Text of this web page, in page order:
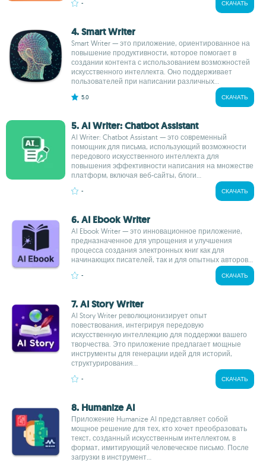
- СКАЧАТЬ
4. Smart Writer
Smart Writer — это приложение, ориентированное на
повышение продуктивности, которое помогает в
создании контента с использованием возможностей
искусственного интеллекта. Оно поддерживает
пользователей при написании различных...
5.0 СКАЧАТЬ
5. AI Writer: Chatbot Assistant
AI Writer: Chatbot Assistant — это современный
помощник для письма, использующий возможности
передового искусственного интеллекта для
повышения эффективности написания на множестве
платформ, включая веб-сайты, блоги...
- СКАЧАТЬ
6. AI Ebook Writer
AI Ebook Writer — это инновационное приложение,
предназначенное для упрощения и улучшения
процесса создания электронных книг как для
начинающих писателей, так и для опытных авторов...
- СКАЧАТЬ
7. AI Story Writer
AI Story Writer революционизирует опыт
повествования, интегрируя передовую
искусственную интеллекцию для поддержки вашего
творчества. Это приложение предлагает мощные
инструменты для генерации идей для историй,
структурирования...
- СКАЧАТЬ
8. Humanize AI
Приложение Humanize AI представляет собой
мощное решение для тех, кто хочет преобразовать
текст, созданный искусственным интеллектом, в
формат, имитирующий человеческое письмо. После
загрузки в инструмент...